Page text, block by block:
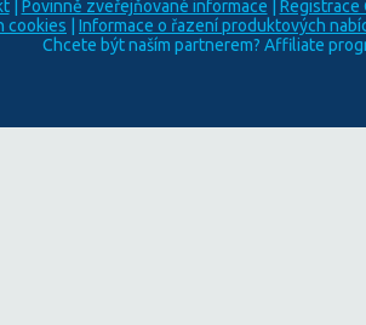
| Povinně zveřejňované informace
Registrace
cookies
Informace o řazení produktových
Chcete být naším partnerem? Affiliate